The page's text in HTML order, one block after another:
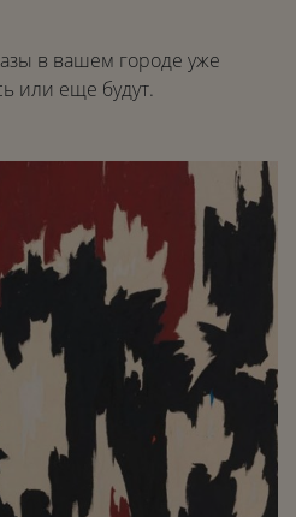
в вашем городе уже
или еще будут.